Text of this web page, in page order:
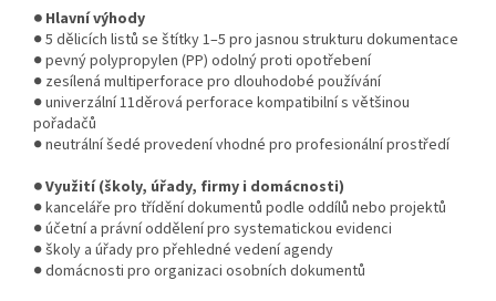
● Hlavní výhody
● 5 dělicích listů se štítky 1–5 pro jasnou strukturu dokumentace
● pevný polypropylen (PP) odolný proti opotřebení
● zesílená multiperforace pro dlouhodobé používání
● univerzální 11děrová perforace kompatibilní s většinou
pořadačů
● neutrální šedé provedení vhodné pro profesionální prostředí
● Využití (školy, úřady, firmy i domácnosti)
● kanceláře pro třídění dokumentů podle oddílů nebo projektů
● účetní a právní oddělení pro systematickou evidenci
● školy a úřady pro přehledné vedení agendy
● domácnosti pro organizaci osobních dokumentů